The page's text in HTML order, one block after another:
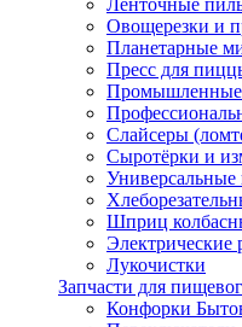
Ленточные
Овощерезки и
Планетарные
Пресс для
Промышленные
Слайсеры
Сыротёрки и
Шприц
Электрические
Лукочистки
Запчасти для
Конфорки